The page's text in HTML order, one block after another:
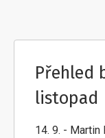
Přehled
listopad
14. 9. - Martin